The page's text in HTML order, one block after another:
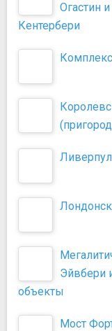
Огастин
Кентербери
Эйвбери
объекты
Мост